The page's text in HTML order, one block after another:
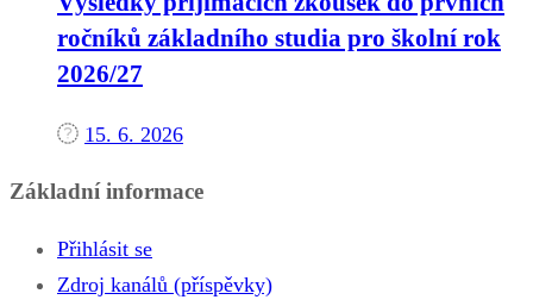
ročníků základního studia pro školní rok
2026/27
15. 6. 2026
Základní informace
Přihlásit se
Zdroj kanálů (příspěvky)